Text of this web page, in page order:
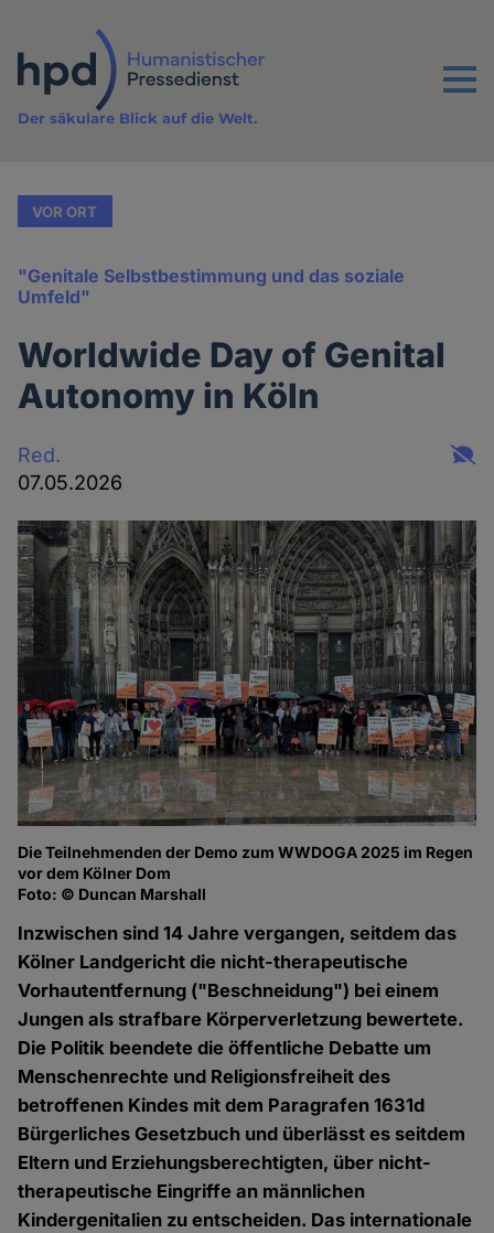
Inhalt
Menu
Der säkulare Blick auf die Welt.
VOR ORT
"Genitale Selbstbestimmung und das soziale
Umfeld"
Worldwide Day of Genital
Autonomy in Köln
Red.
07.05.2026
Die Teilnehmenden der Demo zum WWDOGA 2025 im Regen
vor dem Kölner Dom
Foto: © Duncan Marshall
Inzwischen sind 14 Jahre vergangen, seitdem das
Kölner Landgericht die nicht-therapeutische
Vorhautentfernung ("Beschneidung") bei einem
Jungen als strafbare Körperverletzung bewertete.
Die Politik beendete die öffentliche Debatte um
Menschenrechte und Religionsfreiheit des
betroffenen Kindes mit dem Paragrafen 1631d
Bürgerliches Gesetzbuch und überlässt es seitdem
Eltern und Erziehungsberechtigten, über nicht-
therapeutische Eingriffe an männlichen
Kindergenitalien zu entscheiden. Das internationale